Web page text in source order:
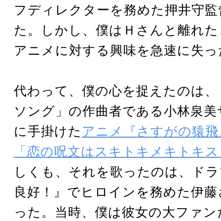
フディレクターを務めた押井守
た。しかし、僕はＨさんと離れ
アニメに対する興味を急速に失っ
代わって、僕の心を捉えたのは
ソング」の作曲者である小林泉
に手掛けた アニメ『さすがの猿
「恋の呪文はスキトキメキトキ
しくも、それを歌ったのは、ド
良好！』でヒロインを務めた伊
った。当時、僕は彼女の大ファ